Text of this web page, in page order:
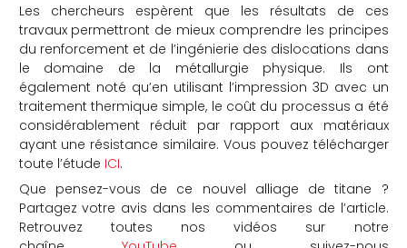
Les chercheurs espèrent que les résultats de ces
travaux permettront de mieux comprendre les principes
du renforcement et de l’ingénierie des dislocations dans
le domaine de la métallurgie physique. Ils ont
également noté qu’en utilisant l’impression 3D avec un
traitement thermique simple, le coût du processus a été
considérablement réduit par rapport aux matériaux
ayant une résistance similaire. Vous pouvez télécharger
toute l’étude ICI.
Que pensez-vous de ce nouvel alliage de titane ?
Partagez votre avis dans les commentaires de l’article.
Retrouvez toutes nos vidéos sur notre